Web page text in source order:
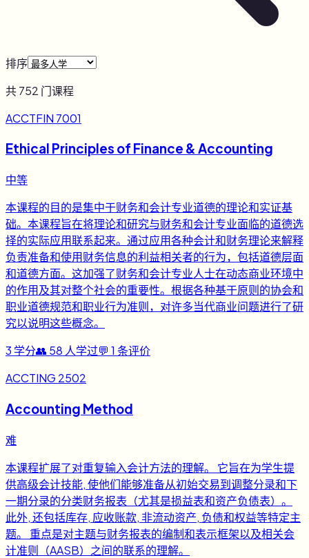
排序
共752 门课程
ACCTFIN 7001
Ethical Principles of Finance & Accounting
中等
本课程的目的是集中于财务和会计专业道德的理论和实证基
础。本课程旨在将理论和研究与财务和会计专业面临的道德选
择的实际应用联系起来。通过应用各种会计和财务理论来解释
负责准备和使用财务信息的利益相关者的行为，包括道德层面
和道德方面。这加强了财务和会计专业人士在动态商业环境中
的作用及其对整个社会的重要性。根据各种基于原则的协会和
职业道德规范和职业行为准则，对许多当代商业问题进行了研
究以说明这些概念。
3 学分👥 58 人学过💬 1 条评价
ACCTING 2502
Accounting Method
难
本课程扩展了对重复输入会计方法的理解。 它旨在为学生提
供高级会计技能, 使他们能够准备从初始交易到调整分录和下
一期分录的分类财务报表（尤其是损益表和资产负债表）。
此外, 还包括库存, 应收账款, 非流动资产, 负债和权益等特定主
题。 重点是对主题与财务报表的编制和表示框架以及相关会
计准则（AASB）之间的联系的理解。